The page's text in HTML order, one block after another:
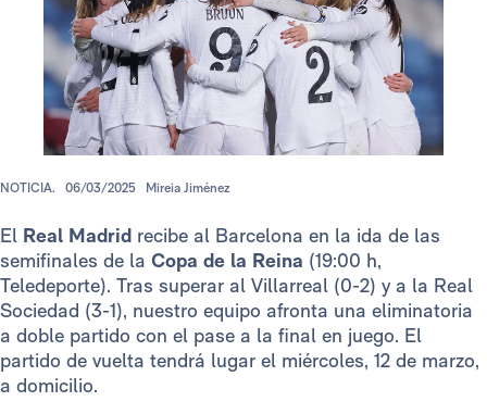
NOTICIA. 06/03/2025 Mireia Jiménez
El Real Madrid recibe al Barcelona en la ida de las
semifinales de la Copa de la Reina (19:00 h,
Teledeporte). Tras superar al Villarreal (0-2) y a la Real
Sociedad (3-1), nuestro equipo afronta una eliminatoria
a doble partido con el pase a la final en juego. El
partido de vuelta tendrá lugar el miércoles, 12 de marzo,
a domicilio.